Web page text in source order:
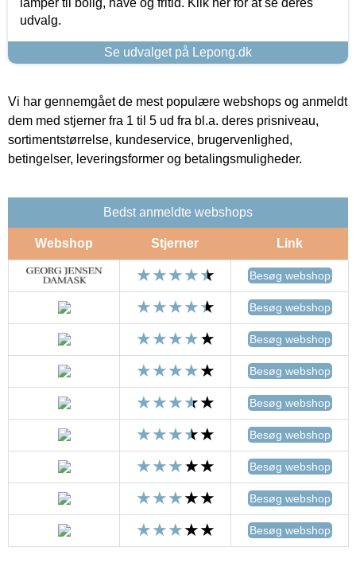
lamper til bolig, have og fritid. Klik her for at se deres
udvalg.
Se udvalget på Lepong.dk
Vi har gennemgået de mest populære webshops og anmeldt
dem med stjerner fra 1 til 5 ud fra bl.a. deres prisniveau,
sortimentstørrelse, kundeservice, brugervenlighed,
betingelser, leveringsformer og betalingsmuligheder.
Bedst anmeldte webshops
Webshop Stjerner Link
Besøg webshop
Besøg webshop
Besøg webshop
Besøg webshop
Besøg webshop
Besøg webshop
Besøg webshop
Besøg webshop
Besøg webshop